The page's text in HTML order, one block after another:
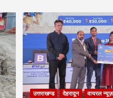
उत्तराखण्ड देहरादून वायरल न्यूज़